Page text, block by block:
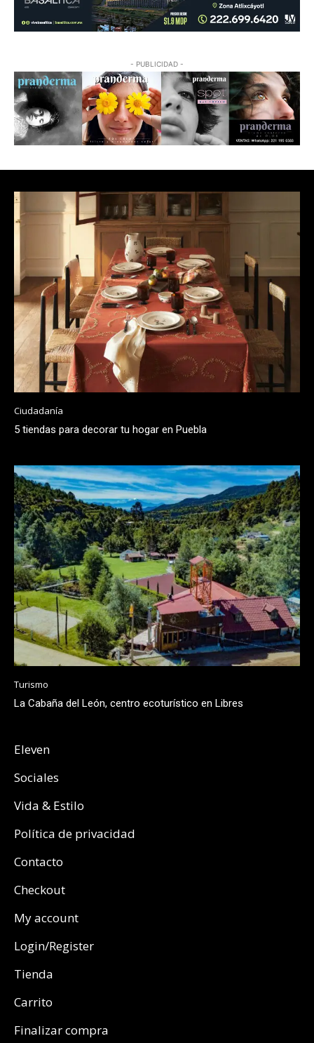
- PUBLICIDAD -
Ciudadanía
5 tiendas para decorar tu hogar en Puebla
Turismo
La Cabaña del León, centro ecoturístico en Libres
Eleven
Sociales
Vida & Estilo
Política de privacidad
Contacto
Checkout
My account
Login/Register
Tienda
Carrito
Finalizar compra